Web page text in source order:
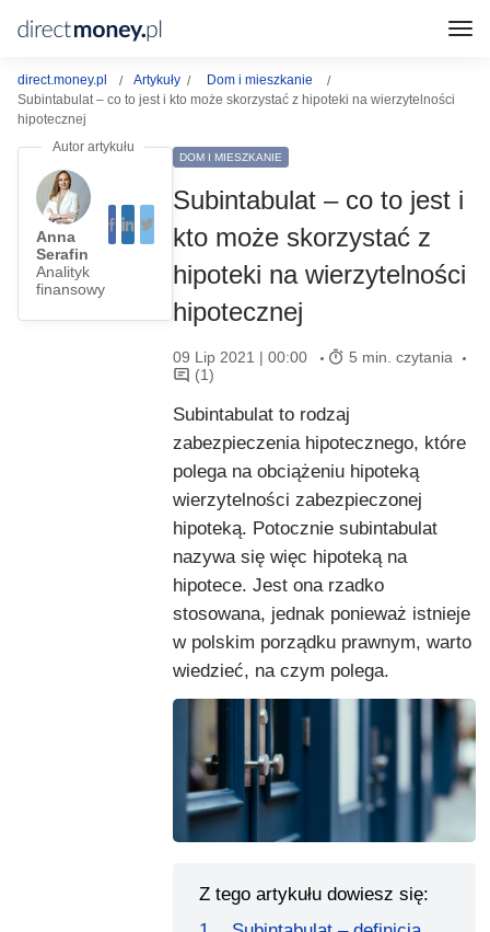
direct.money.pl Artykuły
Dom i mieszkanie
Subintabulat – co to jest i kto może skorzystać z hipoteki na wierzytelności
hipotecznej
Anna
Serafin
Analityk
finansowy
DOM I MIESZKANIE
Subintabulat – co to jest i
kto może skorzystać z
hipoteki na wierzytelności
hipotecznej
09 Lip 2021 | 00:00
5 min. czytania
(1)
Subintabulat to rodzaj
zabezpieczenia hipotecznego, które
polega na obciążeniu hipoteką
wierzytelności zabezpieczonej
hipoteką. Potocznie subintabulat
nazywa się więc hipoteką na
hipotece. Jest ona rzadko
stosowana, jednak ponieważ istnieje
w polskim porządku prawnym, warto
wiedzieć, na czym polega.
Z tego artykułu dowiesz się: